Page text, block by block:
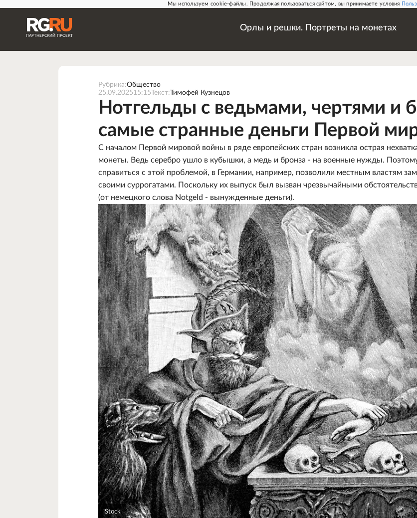
Мы используем cookie-файлы. Продолжая пользоваться сайтом, вы принимаете условия
ПАРТНЕРСКИЙ ПРОЕКТ
Орлы и решки. Портреты на монетах
Рубрика:Общество
25.09.202515:15 Текст:Тимофей Кузнецов
Нотгельды с ведьмами, чертями и
самые странные деньги Первой
C началом Первой мировой войны в ряде европейских стран возникла острая
монеты. Ведь серебро ушло в кубышки, а медь и бронза - на военные нужды.
справиться с этой проблемой, в Германии, например, позволили местным властям
своими суррогатами. Поскольку их выпуск был вызван чрезвычайными
(от немецкого слова Notgeld - вынужденные деньги).
iStock